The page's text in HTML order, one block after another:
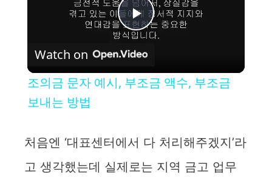
P
y
Watch on
조의금 문자 예시, 부조금 액수, 부조금
보내는 방법
처음엔 ‘대표센터에서 다 처리해주겠지’라
고 생각했는데 실제로는 지역 금고 업무